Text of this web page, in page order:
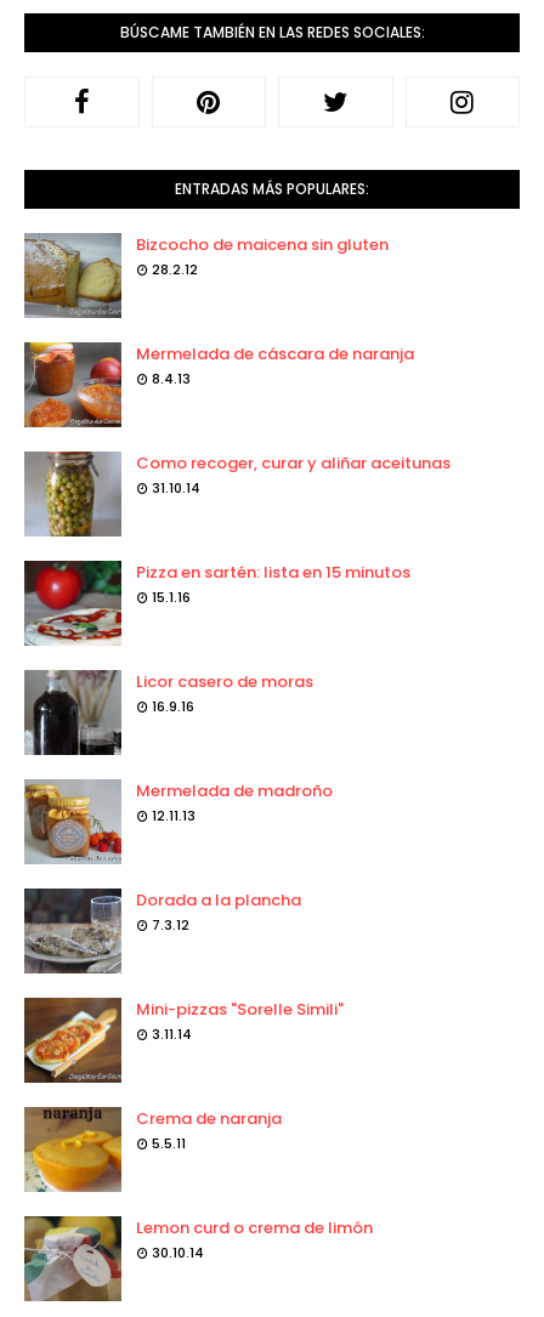
BÚSCAME TAMBIÉN EN LAS REDES SOCIALES:
ENTRADAS MÁS POPULARES:
Bizcocho de maicena sin gluten
28.2.12
Mermelada de cáscara de naranja
8.4.13
Como recoger, curar y aliñar aceitunas
31.10.14
Pizza en sartén: lista en 15 minutos
15.1.16
Licor casero de moras
16.9.16
Mermelada de madroño
12.11.13
Dorada a la plancha
7.3.12
Mini-pizzas "Sorelle Simili"
3.11.14
Crema de naranja
5.5.11
Lemon curd o crema de limón
30.10.14